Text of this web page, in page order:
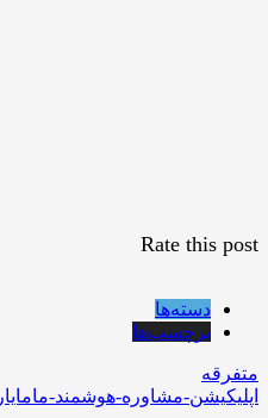
Rate this post
دسته‌ها
برچسب‌ها
متفرقه
اپلیکیشن-مشاوره-هوشمند-مامایار